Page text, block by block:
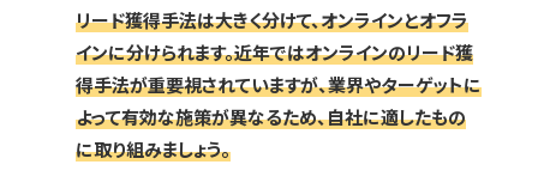
リード獲得手法は大きく分けて、オンラインとオフラ
インに分けられます。近年ではオンラインのリード獲
得手法が重要視されていますが、業界やターゲットに
よって有効な施策が異なるため、自社に適したもの
に取り組みましょう。